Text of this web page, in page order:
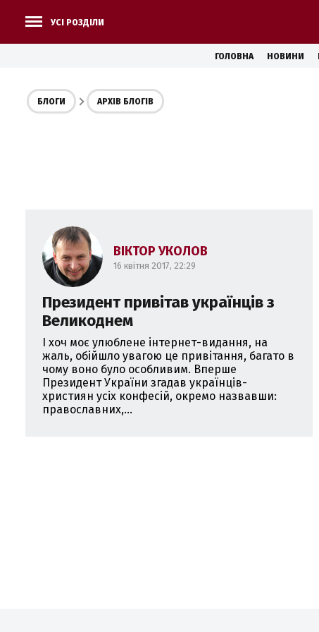
УСІ РОЗДІЛИ
ГОЛОВНА НОВИНИ
БЛОГИ АРХІВ БЛОГІВ
ВІКТОР УКОЛОВ
16 квітня 2017, 22:29
Президент привітав українців з
Великоднем
І хоч моє улюблене інтернет-видання, на
жаль, обійшло увагою це привітання, багато в
чому воно було особливим. Вперше
Президент України згадав українців-
християн усіх конфесій, окремо назвавши:
православних,...